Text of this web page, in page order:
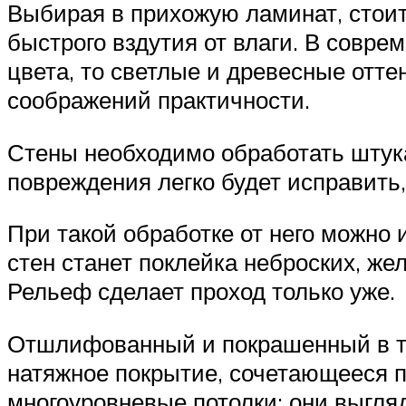
Выбирая в прихожую ламинат,
быстрого вздутия от влаги. В
цвета, то светлые и древесные
соображений практичности.
Стены необходимо обработать
повреждения легко будет
При такой обработке от него
стен станет поклейка неброских,
Рельеф сделает проход только уже.
Отшлифованный и покрашенный в
натяжное покрытие, сочетающееся